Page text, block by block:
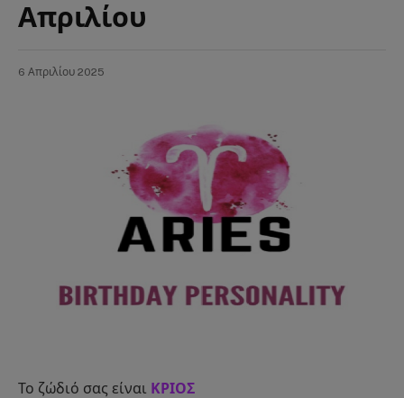
Απριλίου
6 Απριλίου 2025
Το ζώδιό σας είναι ΚΡΙΟΣ